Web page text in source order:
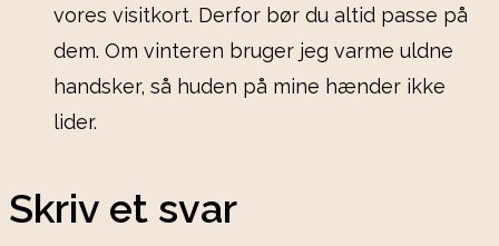
vores visitkort. Derfor bør du altid passe på
dem. Om vinteren bruger jeg varme uldne
handsker, så huden på mine hænder ikke
lider.
Skriv et svar